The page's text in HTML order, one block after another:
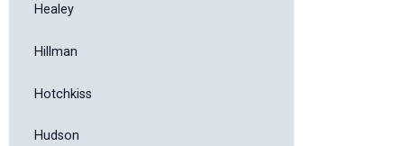
Healey
Hillman
Hotchkiss
Hudson